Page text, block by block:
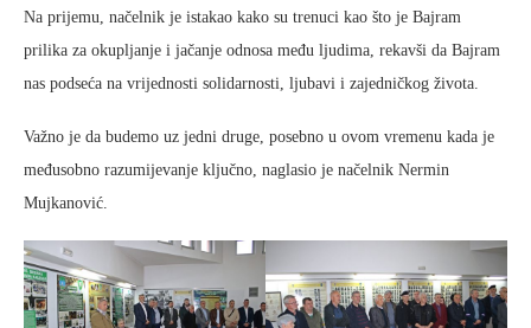
Na prijemu, načelnik je istakao kako su trenuci kao što je Bajram
prilika za okupljanje i jačanje odnosa među ljudima, rekavši da Bajram
nas podseća na vrijednosti solidarnosti, ljubavi i zajedničkog života.
Važno je da budemo uz jedni druge, posebno u ovom vremenu kada je
međusobno razumijevanje ključno, naglasio je načelnik Nermin
Mujkanović.